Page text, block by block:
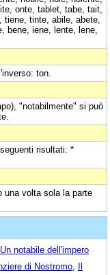
onte, tablet, tabe, tait,
tinte, abile, abete,
bene, iene, lente, lene,
ton.
"notabilmente" si può
risultati: *
una volta sola la parte
Un notabile dell'impero
di Nostromo
Il